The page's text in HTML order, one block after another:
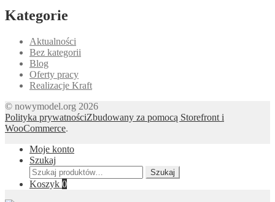
Kategorie
Aktualności
Bez kategorii
Blog
Oferty pracy
Realizacje Kraft
© nowymodel.org 2026
Polityka prywatnościZbudowany za pomocą Storefront i
WooCommerce.
Moje konto
Szukaj
Szukaj:
Szukaj
Koszyk 0